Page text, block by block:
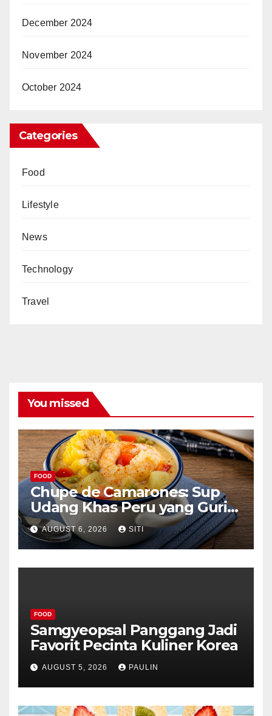
December 2024
November 2024
October 2024
Categories
Food
Lifestyle
News
Technology
Travel
You missed
FOOD
Chupe de Camarones: Sup
Udang Khas Peru yang Gurih
Lezat
AUGUST 6, 2026 SITI
FOOD
Samgyeopsal Panggang Jadi
Favorit Pecinta Kuliner Korea
AUGUST 5, 2026 PAULIN